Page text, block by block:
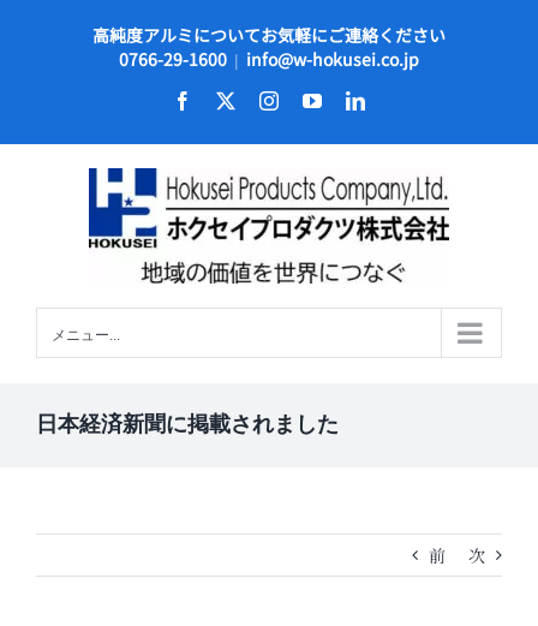
高純度アルミについてお気軽にご連絡ください
0766-29-1600 | info@w-hokusei.co.jp
Facebook InstagramYouTubeLinkedIn
メニュー...
日本経済新聞に掲載されました
前 次